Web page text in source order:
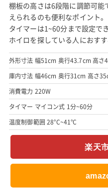
棚板の高さは6段階に調節可
えられるのも便利なポイント。
タイマーは1~60分まで設定で
ホイロを探している人におすす
外形寸法 幅51cm 奥行43.7cm 高さ
庫内寸法 幅46cm 奥行31cm 高さ
消費電力 220W
タイマー マイコン式 1分~60分
温度制御範囲 28°C~41°C
楽天